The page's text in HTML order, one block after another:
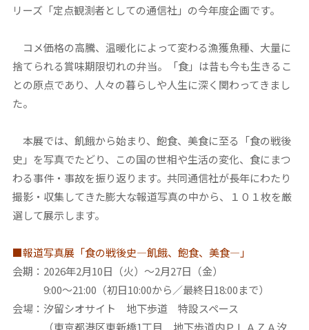
リーズ「定点観測者としての通信社」の今年度企画です。
コメ価格の高騰、温暖化によって変わる漁獲魚種、大量に
捨てられる賞味期限切れの弁当。「食」は昔も今も生きるこ
との原点であり、人々の暮らしや人生に深く関わってきまし
た。
本展では、飢餓から始まり、飽食、美食に至る「食の戦後
史」を写真でたどり、この国の世相や生活の変化、食にまつ
わる事件・事故を振り返ります。共同通信社が長年にわたり
撮影・収集してきた膨大な報道写真の中から、１０１枚を厳
選して展示します。
■報道写真展「食の戦後史―飢餓、飽食、美食―」
会期：2026年2月10日（火）～2月27日（金）
9:00～21:00（初日10:00から／最終日18:00まで）
会場：汐留シオサイト 地下歩道 特設スペース
（東京都港区東新橋1丁目 地下歩道内ＰＬＡＺＡ汐